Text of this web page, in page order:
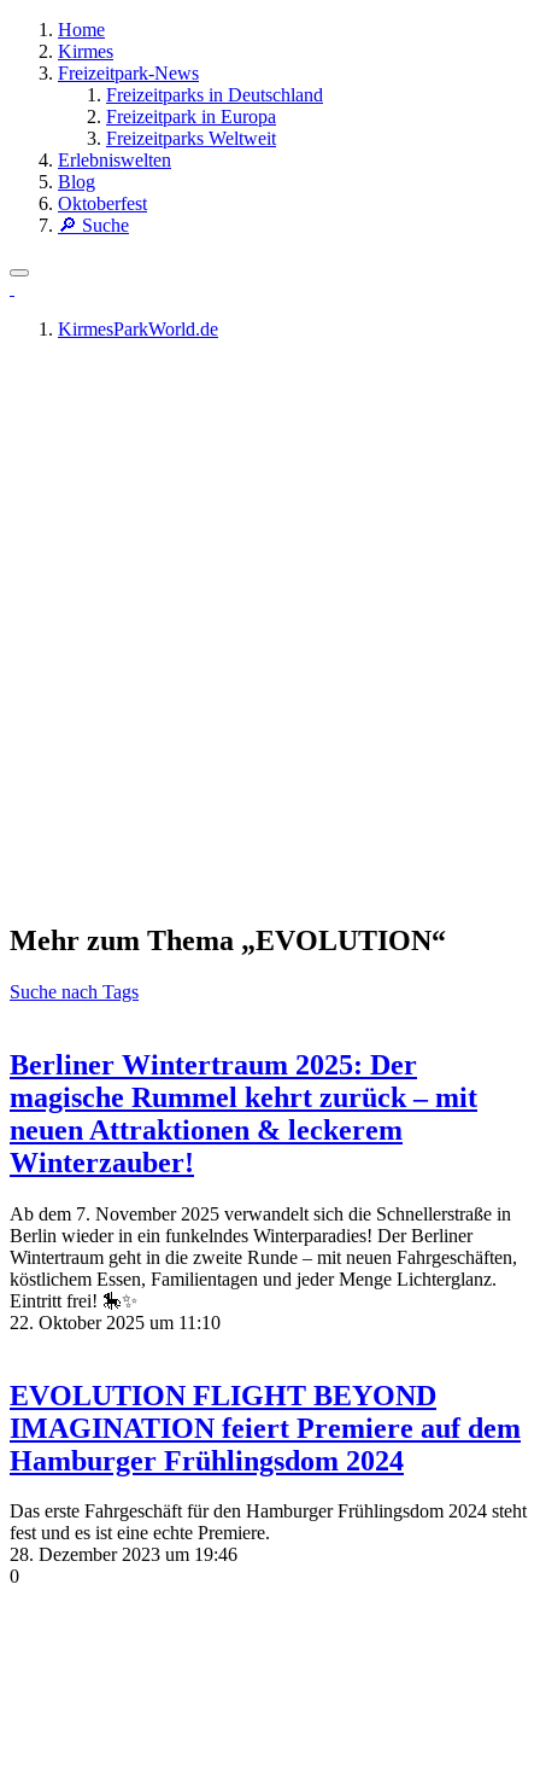
Home
Kirmes
Freizeitpark-News
Freizeitparks in Deutschland
Freizeitpark in Europa
Freizeitparks Weltweit
Erlebniswelten
Blog
Oktoberfest
🔎 Suche
KirmesParkWorld.de
Mehr zum Thema „EVOLUTION“
Suche nach Tags
Berliner Wintertraum 2025: Der
magische Rummel kehrt zurück – mit
neuen Attraktionen & leckerem
Winterzauber!
Ab dem 7. November 2025 verwandelt sich die Schnellerstraße in
Berlin wieder in ein funkelndes Winterparadies! Der Berliner
Wintertraum geht in die zweite Runde – mit neuen Fahrgeschäften,
köstlichem Essen, Familientagen und jeder Menge Lichterglanz.
Eintritt frei! 🎠✨
22. Oktober 2025 um 11:10
EVOLUTION FLIGHT BEYOND
IMAGINATION feiert Premiere auf dem
Hamburger Frühlingsdom 2024
Das erste Fahrgeschäft für den Hamburger Frühlingsdom 2024 steht
fest und es ist eine echte Premiere.
28. Dezember 2023 um 19:46
0